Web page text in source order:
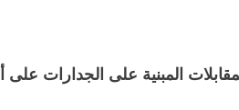
المبنية على الجدارات على